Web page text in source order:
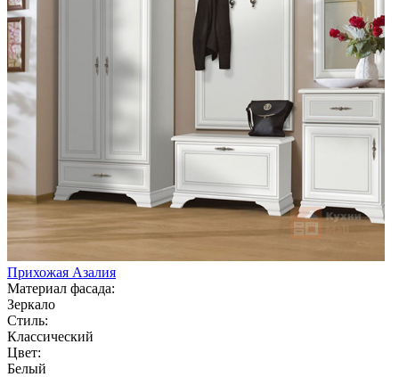
Прихожая Азалия
Материал фасада:
Зеркало
Стиль:
Классический
Цвет:
Белый